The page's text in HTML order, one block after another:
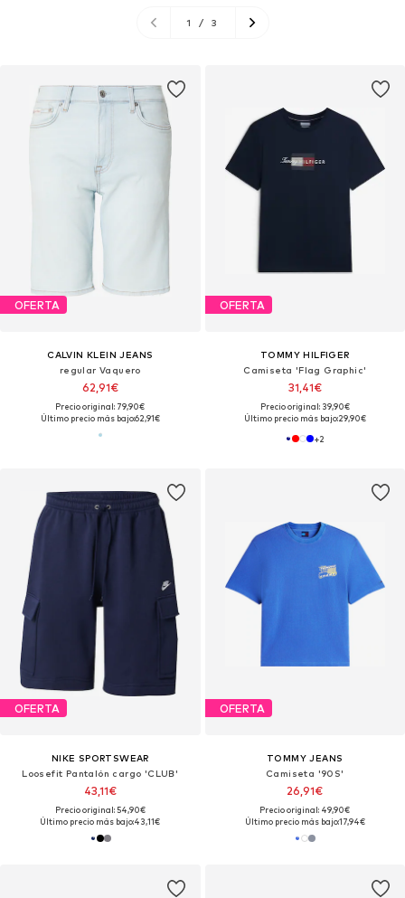
1 / 3
OFERTA
CALVIN KLEIN JEANS
regular Vaquero
62,91€
Precio original: 79,90€
Último precio más bajo:62,91€
OFERTA
TOMMY HILFIGER
Camiseta 'Flag Graphic'
31,41€
Precio original: 39,90€
Último precio más bajo:29,90€
+2
OFERTA
NIKE SPORTSWEAR
Loosefit Pantalón cargo 'CLUB'
43,11€
Precio original: 54,90€
Último precio más bajo:43,11€
OFERTA
TOMMY JEANS
Camiseta '90S'
26,91€
Precio original: 49,90€
Último precio más bajo:17,94€